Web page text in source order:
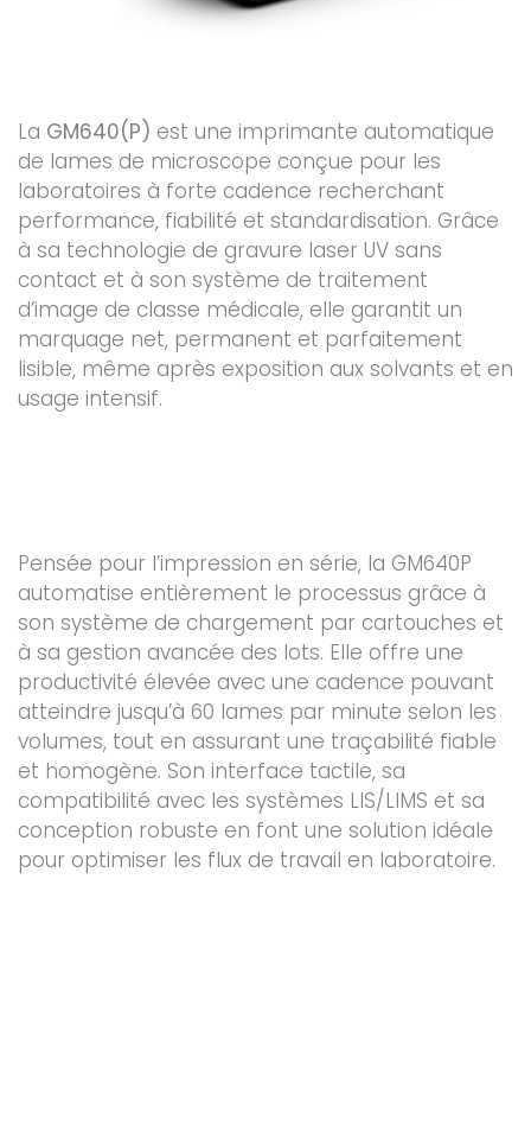
La GM640(P) est une imprimante automatique
de lames de microscope conçue pour les
laboratoires à forte cadence recherchant
performance, fiabilité et standardisation. Grâce
à sa technologie de gravure laser UV sans
contact et à son système de traitement
d’image de classe médicale, elle garantit un
marquage net, permanent et parfaitement
lisible, même après exposition aux solvants et en
usage intensif.
Pensée pour l’impression en série, la GM640P
automatise entièrement le processus grâce à
son système de chargement par cartouches et
à sa gestion avancée des lots. Elle offre une
productivité élevée avec une cadence pouvant
atteindre jusqu’à 60 lames par minute selon les
volumes, tout en assurant une traçabilité fiable
et homogène. Son interface tactile, sa
compatibilité avec les systèmes LIS/LIMS et sa
conception robuste en font une solution idéale
pour optimiser les flux de travail en laboratoire.